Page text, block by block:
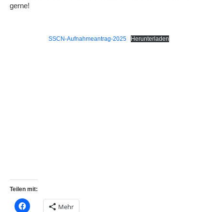
gerne!
SSCN-Aufnahmeantrag-2025 Herunterladen
Teilen mit:
Mehr